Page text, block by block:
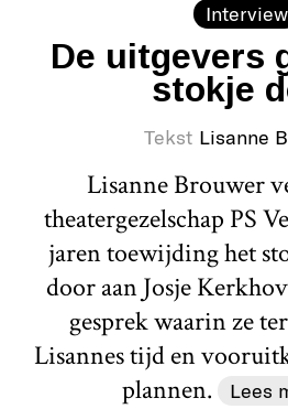
Interview
De uitgevers
stokje
Tekst Lisanne
Lisanne Brouwer
theatergezelschap PS
jaren toewijding het
door aan Josje
gesprek waarin ze
Lisannes tijd en
plannen.
Lees